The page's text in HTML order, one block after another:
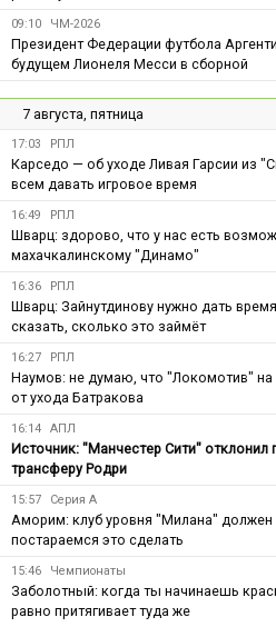
09:10 ЧМ-2026
Президент Федерации футбола
будущем Лионеля Месси в сборной
7 августа, пятница
17:03 РПЛ
Карседо — об уходе Ливая Гарсии из
всем давать игровое время
16:49 РПЛ
Шварц: здорово, что у нас есть
махачкалинскому "Динамо"
16:36 РПЛ
Шварц: Зайнутдинову нужно дать
сказать, сколько это займёт
16:27 РПЛ
Наумов: не думаю, что "Локомотив" на
от ухода Батракова
16:14 АПЛ
Источник: "Манчестер Сити"
трансферу Родри
15:57 Серия А
Аморим: клуб уровня "Милана"
постараемся это сделать
15:46 Чемпионаты
Заболотный: когда ты начинаешь
равно притягивает туда же